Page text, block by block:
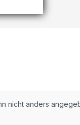
nicht anders